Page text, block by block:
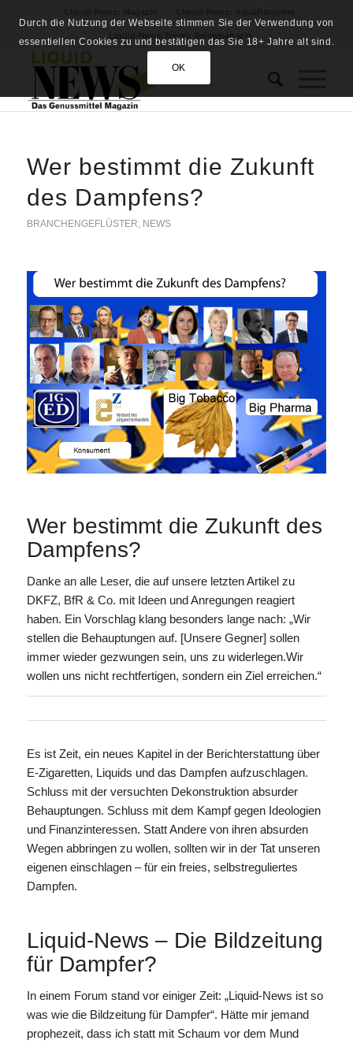
Wer bestimmt die Zukunft
des Dampfens?
BRANCHENGEFLÜSTER, NEWS
Wer bestimmt die Zukunft des
Dampfens?
Danke an alle Leser, die auf unsere letzten Artikel zu
DKFZ, BfR & Co. mit Ideen und Anregungen reagiert
haben. Ein Vorschlag klang besonders lange nach: „Wir
stellen die Behauptungen auf. [Unsere Gegner] sollen
immer wieder gezwungen sein, uns zu widerlegen.Wir
wollen uns nicht rechtfertigen, sondern ein Ziel erreichen.“
Es ist Zeit, ein neues Kapitel in der Berichterstattung über
E-Zigaretten, Liquids und das Dampfen aufzuschlagen.
Schluss mit der versuchten Dekonstruktion absurder
Behauptungen. Schluss mit dem Kampf gegen Ideologien
und Finanzinteressen. Statt Andere von ihren absurden
Wegen abbringen zu wollen, sollten wir in der Tat unseren
eigenen einschlagen – für ein freies, selbstreguliertes
Dampfen.
Liquid-News – Die Bildzeitung
für Dampfer?
In einem Forum stand vor einiger Zeit: „Liquid-News ist so
was wie die Bildzeitung für Dampfer“. Hätte mir jemand
prophezeit, dass ich statt mit Schaum vor dem Mund
Durch die Nutzung der Webseite stimmen Sie der Verwendung von
essentiellen Cookies zu und bestätigen das Sie 18+ Jahre alt sind.
OK